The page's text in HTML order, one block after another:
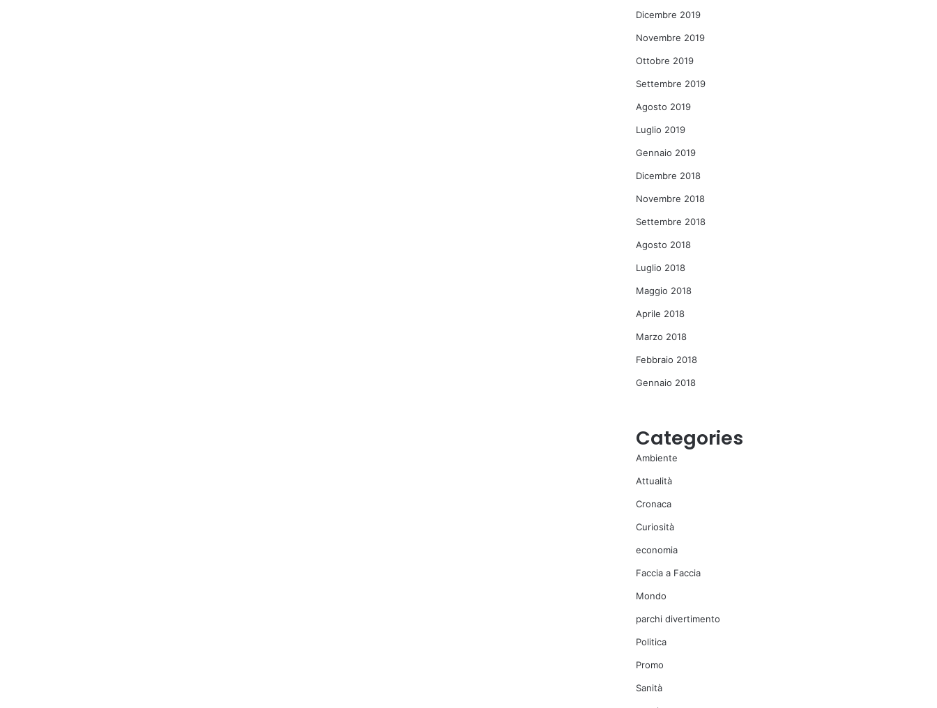
Dicembre 2019
Novembre 2019
Ottobre 2019
Settembre 2019
Agosto 2019
Luglio 2019
Gennaio 2019
Dicembre 2018
Novembre 2018
Settembre 2018
Agosto 2018
Luglio 2018
Maggio 2018
Aprile 2018
Marzo 2018
Febbraio 2018
Gennaio 2018
Categories
Ambiente
Attualità
Cronaca
Curiosità
economia
Faccia a Faccia
Mondo
parchi divertimento
Politica
Promo
Sanità